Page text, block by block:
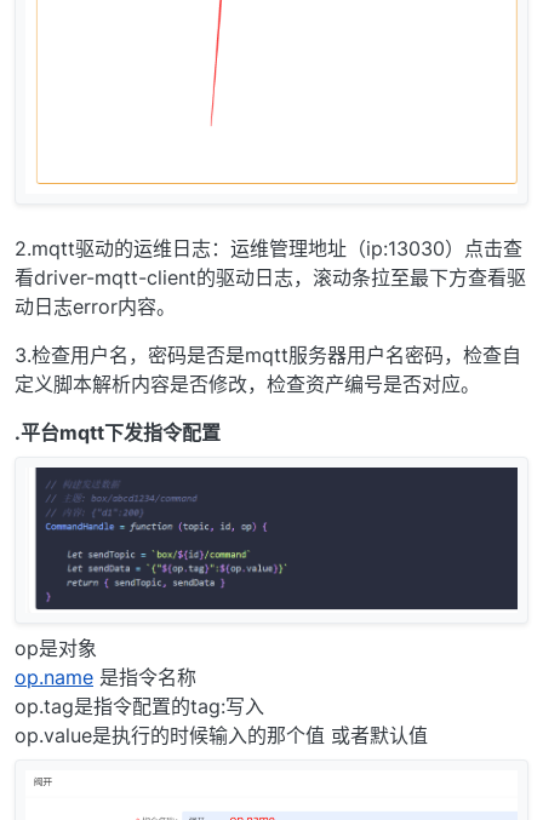
2.mqtt驱动的运维日志：运维管理地址（ip:13030）点击查
看driver-mqtt-client的驱动日志，滚动条拉至最下方查看驱
动日志error内容。
3.检查用户名，密码是否是mqtt服务器用户名密码，检查自
定义脚本解析内容是否修改，检查资产编号是否对应。
.平台mqtt下发指令配置
op是对象
op.name 是指令名称
op.tag是指令配置的tag:写入
op.value是执行的时候输入的那个值 或者默认值